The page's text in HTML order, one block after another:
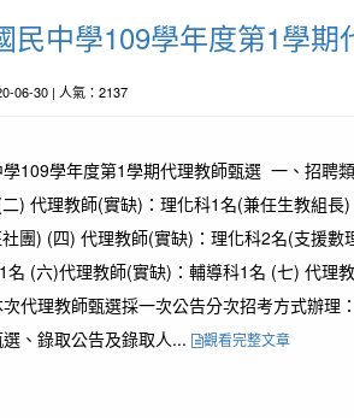
民中學109學年度第1學期
06-30 | 人氣：2137
109學年度第1學期代理教師甄選 一、招聘
) 代理教師(實缺)：理化科1名(兼任生教組長
團) (四) 代理教師(實缺)：理化科2名(支援數
名 (六)代理教師(實缺)：輔導科1名 (七) 代理
代理教師甄選採一次公告分次招考方式辦理
、錄取公告及錄取人...
觀看完整文章